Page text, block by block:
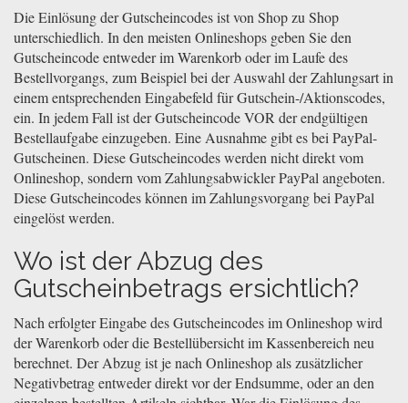
Die Einlösung der Gutscheincodes ist von Shop zu Shop
unterschiedlich. In den meisten Onlineshops geben Sie den
Gutscheincode entweder im Warenkorb oder im Laufe des
Bestellvorgangs, zum Beispiel bei der Auswahl der Zahlungsart in
einem entsprechenden Eingabefeld für Gutschein-/Aktionscodes,
ein. In jedem Fall ist der Gutscheincode VOR der endgültigen
Bestellaufgabe einzugeben. Eine Ausnahme gibt es bei PayPal-
Gutscheinen. Diese Gutscheincodes werden nicht direkt vom
Onlineshop, sondern vom Zahlungsabwickler PayPal angeboten.
Diese Gutscheincodes können im Zahlungsvorgang bei PayPal
eingelöst werden.
Wo ist der Abzug des
Gutscheinbetrags ersichtlich?
Nach erfolgter Eingabe des Gutscheincodes im Onlineshop wird
der Warenkorb oder die Bestellübersicht im Kassenbereich neu
berechnet. Der Abzug ist je nach Onlineshop als zusätzlicher
Negativbetrag entweder direkt vor der Endsumme, oder an den